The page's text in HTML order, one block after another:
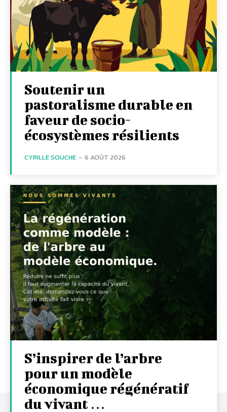
Soutenir un
pastoralisme durable en
faveur de socio-
écosystèmes résilients
CYRILLE SOUCHE - 6 AOÛT 2026
S’inspirer de l’arbre
pour un modèle
économique régénératif
du vivant …